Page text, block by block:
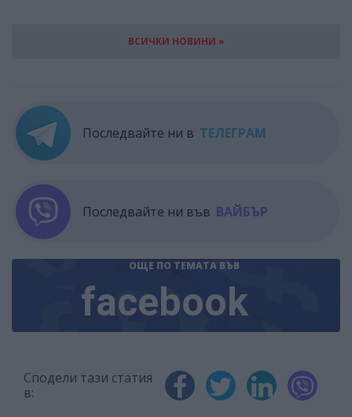
ВСИЧКИ НОВИНИ »
Последвайте ни в ТЕЛЕГРАМ
Последвайте ни във ВАЙБЪР
ОЩЕ ПО ТЕМАТА ВЪВ
facebook
Сподели тази статия
в: